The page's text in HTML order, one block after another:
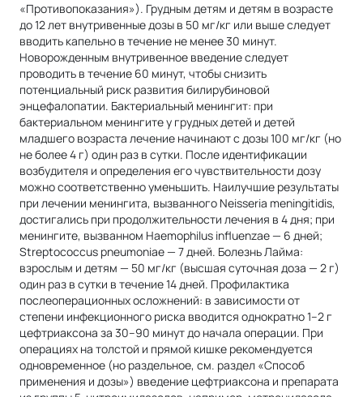
«Противопоказания»). Грудным детям и детям в возрасте
до 12 лет внутривенные дозы в 50 мг/кг или выше следует
вводить капельно в течение не менее 30 минут.
Новорожденным внутривенное введение следует
проводить в течение 60 минут, чтобы снизить
потенциальный риск развития билирубиновой
энцефалопатии. Бактериальный менингит: при
бактериальном менингите у грудных детей и детей
младшего возраста лечение начинают с дозы 100 мг/кг (но
не более 4 г) один раз в сутки. После идентификации
возбудителя и определения его чувствительности дозу
можно соответственно уменьшить. Наилучшие результаты
при лечении менингита, вызванного Neisseria meningitidis,
достигались при продолжительности лечения в 4 дня; при
менингите, вызванном Haemophilus influenzae — 6 дней;
Streptococcus pneumoniae — 7 дней. Болезнь Лайма:
взрослым и детям — 50 мг/кг (высшая суточная доза — 2 г)
один раз в сутки в течение 14 дней. Профилактика
послеоперационных осложнений: в зависимости от
степени инфекционного риска вводится однократно 1–2 г
цефтриаксона за 30–90 минут до начала операции. При
операциях на толстой и прямой кишке рекомендуется
одновременное (но раздельное, см. раздел «Способ
применения и дозы») введение цефтриаксона и препарата